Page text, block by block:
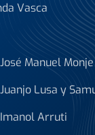
Vasca
Manuel Monje
Lusa y
Arruti